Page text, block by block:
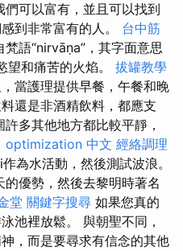
可以富有，並且可以找到
到非常富有的人。 台中筋
梵語“nirvāṇa”，其字面意思
望和痛苦的火焰。 拔罐教學
當護理提供早餐，午餐和晚
還是非酒精飲料，都應支
多其他地方都比較平靜，
optimization 中文 經絡調理
為水活動，然後測試波浪。
優勢，然後去黎明時著名
堂 關鍵字搜尋 如果您真的
池裡放鬆。 與朝聖不同，
，而是要尋求有信念的其他